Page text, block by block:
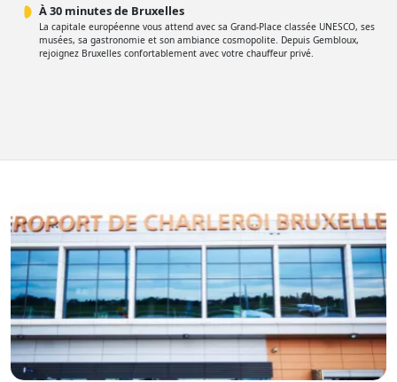
À 30 minutes de Bruxelles
La capitale européenne vous attend avec sa Grand-Place classée UNESCO, ses
musées, sa gastronomie et son ambiance cosmopolite. Depuis Gembloux,
rejoignez Bruxelles confortablement avec votre chauffeur privé.